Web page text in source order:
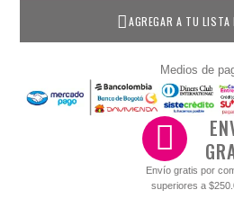
AGREGAR A TU LISTA
Medios de
Envío gratis por
superiores a